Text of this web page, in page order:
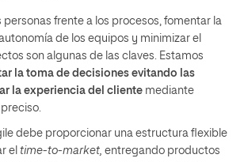
personas frente a los procesos, fomentar la
de los equipos y minimizar el
son algunas de las claves. Estamos
la toma de decisiones evitando las
la experiencia del cliente mediante
debe proporcionar una estructura flexible
el time-to-market, entregando productos